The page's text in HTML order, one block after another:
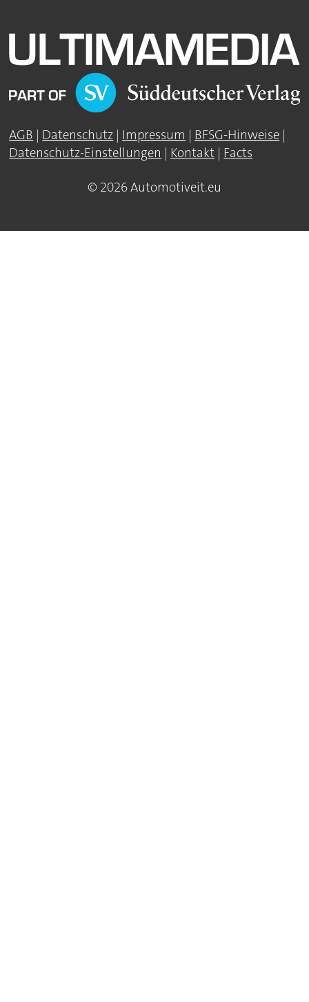
AGB | Datenschutz | Impressum | BFSG-Hinweise |
Datenschutz-Einstellungen | Kontakt | Facts
© 2026 Automotiveit.eu